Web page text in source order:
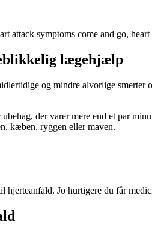
attack symptoms come and go,
lægehjælp
og mindre alvorlige
der varer mere end et par
kæben, ryggen eller maven.
hjerteanfald. Jo hurtigere du får